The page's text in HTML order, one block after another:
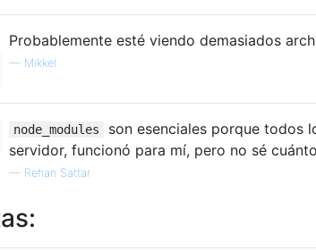
Probablemente esté viendo demasiados
— Mikkel
node_modules
son esenciales porque todos
servidor, funcionó para mí, pero no sé
— Rehan Sattar